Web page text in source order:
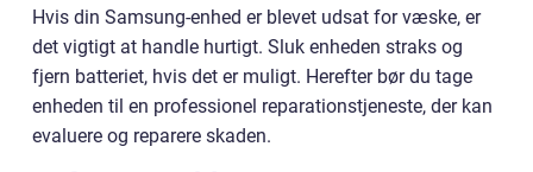
Hvis din Samsung-enhed er blevet udsat for væske, er
det vigtigt at handle hurtigt. Sluk enheden straks og
fjern batteriet, hvis det er muligt. Herefter bør du tage
enheden til en professionel reparationstjeneste, der kan
evaluere og reparere skaden.